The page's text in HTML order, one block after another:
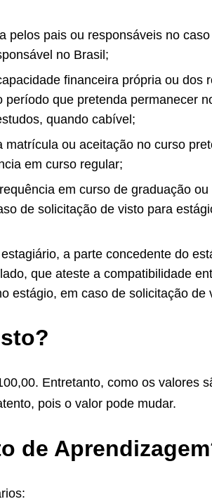
pelos pais ou responsáveis no
no Brasil;
financeira própria ou dos
período que pretenda permanecer
quando cabível;
matrícula ou aceitação no curso
em curso regular;
em curso de graduação ou
de solicitação de visto para
a parte concedente do
que ateste a compatibilidade
estágio, em caso de solicitação de
Entretanto, como os valores
pois o valor pode mudar.
de